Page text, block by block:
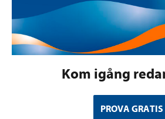
Kom igång
PROVA GRATIS